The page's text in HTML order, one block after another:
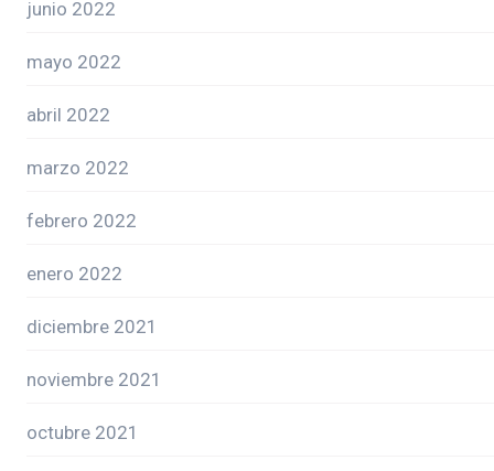
junio 2022
mayo 2022
abril 2022
marzo 2022
febrero 2022
enero 2022
diciembre 2021
noviembre 2021
octubre 2021